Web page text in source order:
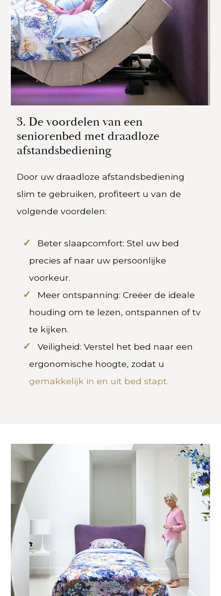
3. De voordelen van een
seniorenbed met draadloze
afstandsbediening
Door uw draadloze afstandsbediening
slim te gebruiken, profiteert u van de
volgende voordelen:
Beter slaapcomfort: Stel uw bed
precies af naar uw persoonlijke
voorkeur.
Meer ontspanning: Creëer de ideale
houding om te lezen, ontspannen of tv
te kijken.
Veiligheid: Verstel het bed naar een
ergonomische hoogte, zodat u
gemakkelijk in en uit bed stapt.